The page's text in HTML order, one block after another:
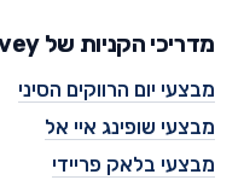
מדריכי הקניות של savey
מבצעי יום הרווקים הסיני
מבצעי שופינג איי אל
מבצעי בלאק פריידי